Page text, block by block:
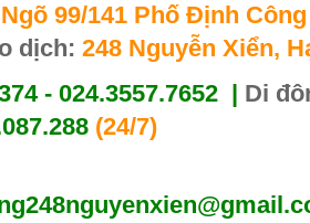
99/141 Phố Định
dịch: 248 Nguyễn Xiển,
- 024.3557.7652 | Di
(24/7)